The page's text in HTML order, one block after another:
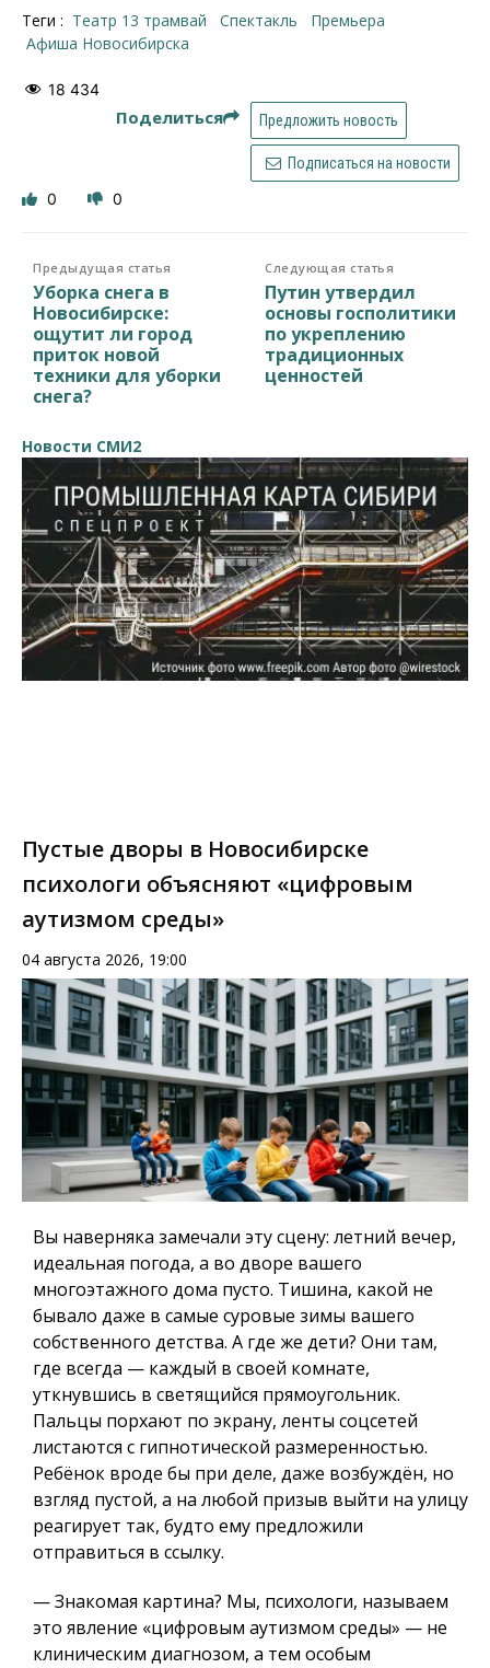
Теги : театр 13 трамвай спектакль
премьера
афиша Новосибирска
18 434
Поделиться Предложить новость
Подписаться на новости
0 0
Предыдущая статья
Уборка снега в
Новосибирске:
ощутит ли город
приток новой
техники для уборки
снега?
Следующая статья
Путин утвердил
основы госполитики
по укреплению
традиционных
ценностей
Новости СМИ2
Пустые дворы в Новосибирске
психологи объясняют «цифровым
аутизмом среды»
04 августа 2026, 19:00
Вы наверняка замечали эту сцену: летний вечер,
идеальная погода, а во дворе вашего
многоэтажного дома пусто. Тишина, какой не
бывало даже в самые суровые зимы вашего
собственного детства. А где же дети? Они там,
где всегда — каждый в своей комнате,
уткнувшись в светящийся прямоугольник.
Пальцы порхают по экрану, ленты соцсетей
листаются с гипнотической размеренностью.
Ребёнок вроде бы при деле, даже возбуждён, но
взгляд пустой, а на любой призыв выйти на улицу
реагирует так, будто ему предложили
отправиться в ссылку.
— Знакомая картина? Мы, психологи, называем
это явление «цифровым аутизмом среды» — не
клиническим диагнозом, а тем особым